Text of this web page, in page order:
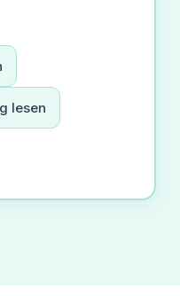
lesen